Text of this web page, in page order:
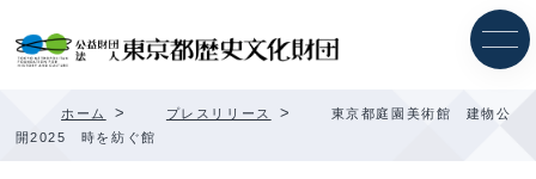
ッ
ホーム > プレスリリース >
東京都庭園美術館 建物公
開2025 時を紡ぐ館